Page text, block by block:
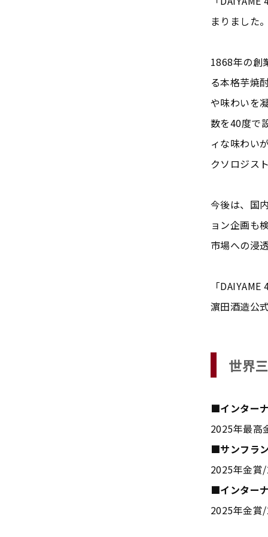
まりました。
1868年の創
る本格芋焼
や味わいを
数を40度で
ィな味わい
クソロジス
今後は、国
ョン企画も
市場への浸
「
濵田酒造公
世界
■インター
2025年最高
■サンフラ
2025年金賞
■インター
2025年金賞